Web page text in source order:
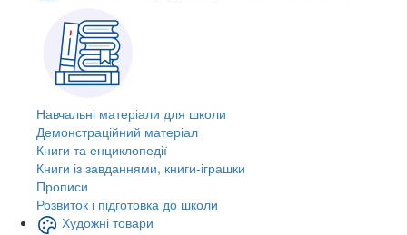
Навчальні матеріали для школи
Демонстраційний матеріал
Книги та енциклопедії
Книги із завданнями, книги-іграшки
Прописи
Розвиток і підготовка до школи
Художні товари